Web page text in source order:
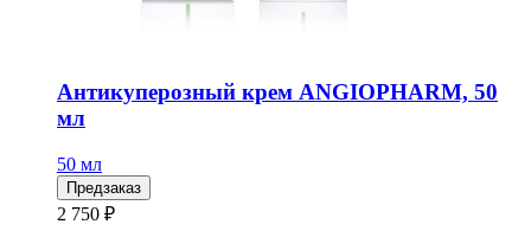
Антикуперозный крем ANGIOPHARM, 50
мл
50 мл
Предзаказ
2 750 ₽